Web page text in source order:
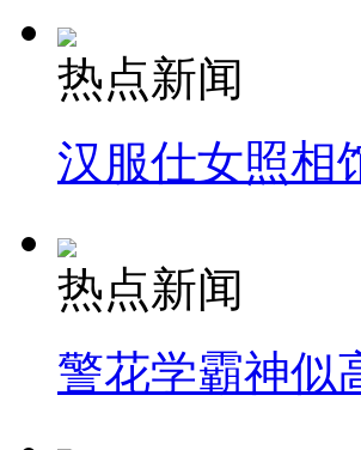
热点新闻
汉服仕女照相
热点新闻
警花学霸神似